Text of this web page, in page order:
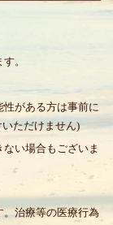
。
性がある方は事前に
ただけません)
い場合もございま
。治療等の医療行為